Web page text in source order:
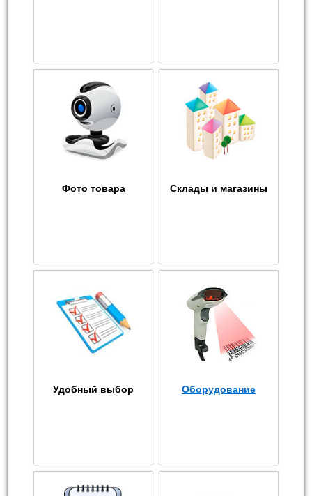
Фото товара Склады и магазины
Удобный выбор Оборудование